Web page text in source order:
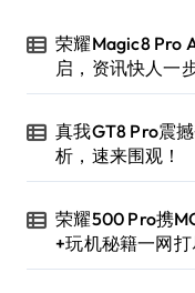
荣耀Magic8 Pro
启，资讯快人一
真我GT8 Pro震
析，速来围观！
荣耀500 Pro携
+玩机秘籍一网打